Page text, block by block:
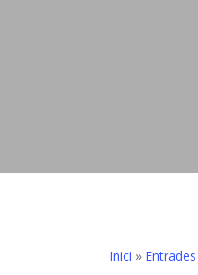
Inici » Entrades